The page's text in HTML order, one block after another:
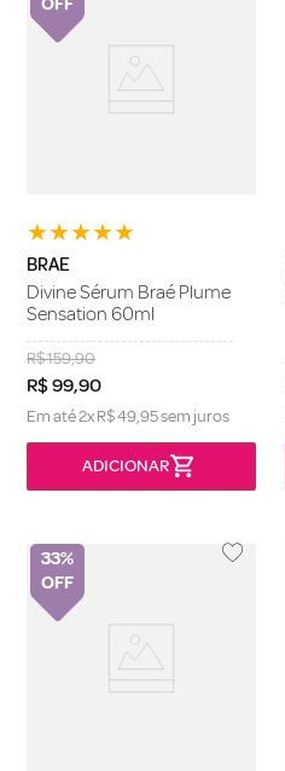
★★★★★
BRAE
Divine Sérum Braé Plume
Sensation 60ml
R$159,90
R$99,90
Em até2xR$49,95sem juros
33%